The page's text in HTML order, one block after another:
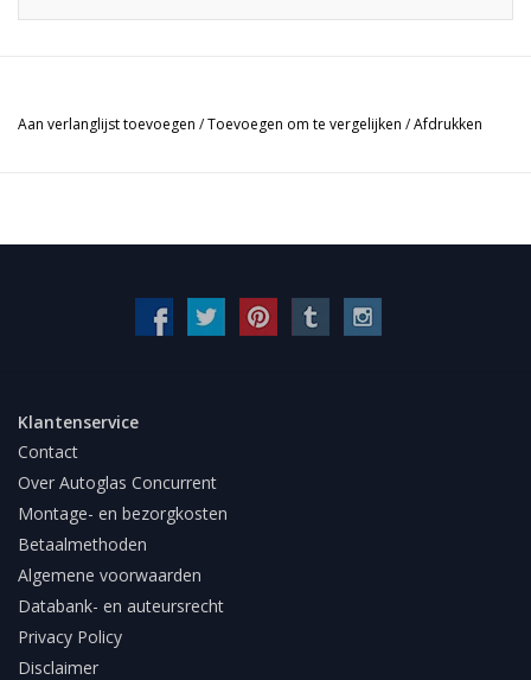
Aan verlanglijst toevoegen /Toevoegen om te vergelijken /Afdrukken
Klantenservice
Contact
Over Autoglas Concurrent
Montage- en bezorgkosten
Betaalmethoden
Algemene voorwaarden
Databank- en auteursrecht
Privacy Policy
Disclaimer